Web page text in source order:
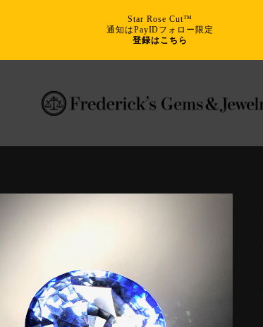
Star Rose Cut™
通知はPayIDフォロー限定
登録はこちら